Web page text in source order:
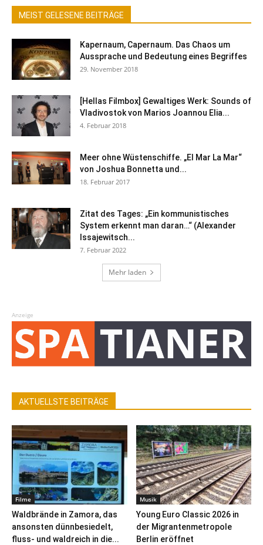
MEIST GELESENE BEITRÄGE
Kapernaum, Capernaum. Das Chaos um
Aussprache und Bedeutung eines Begriffes
29. November 2018
[Hellas Filmbox] Gewaltiges Werk: Sounds of
Vladivostok von Marios Joannou Elia...
4. Februar 2018
Meer ohne Wüstenschiffe. „El Mar La Mar“
von Joshua Bonnetta und...
18. Februar 2017
Zitat des Tages: „Ein kommunistisches
System erkennt man daran…“ (Alexander
Issajewitsch...
7. Februar 2022
Mehr laden
Anzeige
AKTUELLSTE BEITRÄGE
Filme
Waldbrände in Zamora, das
ansonsten dünnbesiedelt,
fluss- und waldreich in die...
Musik
Young Euro Classic 2026 in
der Migrantenmetropole
Berlin eröffnet